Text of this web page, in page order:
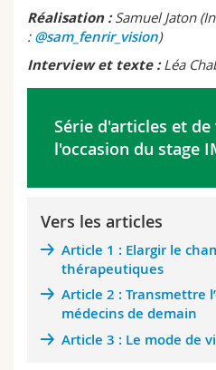
Réalisation :Samuel Jaton
: @sam_fenrir_vision)
Interview et texte :Léa
Série d'articles et
l'occasion du stage
Vers les articles
Article 1 : Elargir le
thérapeutiques
Article 2 : Transmettre
médecins de demain
Article 3 : Le mode de